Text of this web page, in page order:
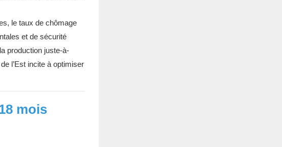
le taux de chômage
et de sécurité
production juste-à-
l’Est incite à optimiser
mois